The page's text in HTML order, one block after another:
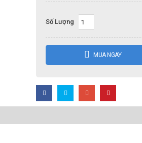
Số Lượng
MUA NGAY